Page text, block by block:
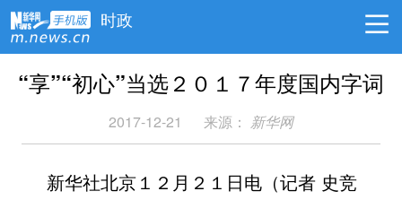
时政
“享”“初心”当选２０１７年度国内字词
2017-12-21 来源： 新华网
新华社北京１２月２１日电（记者 史竞